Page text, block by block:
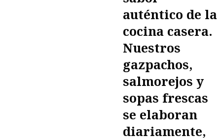
auténtico de la
cocina casera.
Nuestros
gazpachos,
salmorejos y
sopas frescas
se elaboran
diariamente,